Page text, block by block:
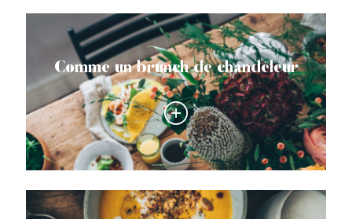
Comme un brunch de chandeleur